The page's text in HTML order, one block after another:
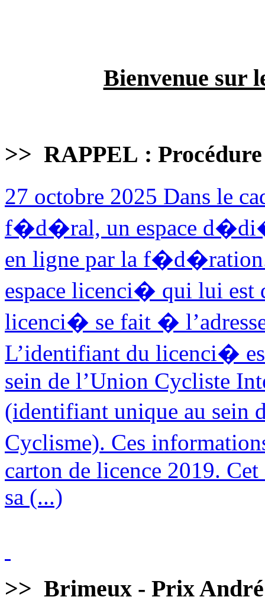
Bienvenue sur
>> RAPPEL :
27 octobre 2025 Dans le
f�d�ral, un espace
en ligne par la
espace licenci� qui lui
licenci� se fait �
L’identifiant du licenci�
sein de l’Union Cycliste
(identifiant unique au
Cyclisme). Ces
carton de licence 2019.
sa (...)
>> Brimeux - Prix André